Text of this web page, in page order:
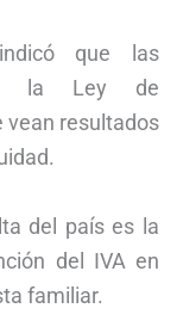
que las
la Ley de
vean resultados
del país es la
del IVA en
familiar.